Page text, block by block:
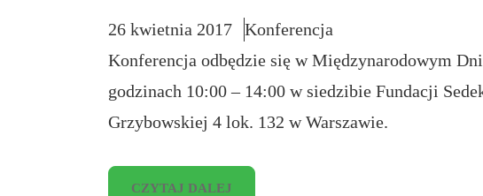
26 kwietnia 2017
Konferencja
Konferencja odbędzie się w Międzynarodowym
godzinach 10:00 – 14:00 w siedzibie Fundacji
Grzybowskiej 4 lok. 132 w Warszawie.
CZYTAJ DALEJ